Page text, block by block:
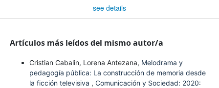
see details
Artículos más leídos del mismo autor/a
Cristian Cabalin, Lorena Antezana, Melodrama y
pedagogía pública: La construcción de memoria desde
la ficción televisiva , Comunicación y Sociedad: 2020: